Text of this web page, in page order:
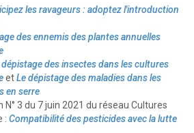
les ravageurs : adoptez l'introduction
des ennemis des plantes annuelles
dépistage des insectes dans les cultures
etLe dépistage des maladies dans les
en serre
3 du 7 juin 2021 du réseau Cultures
: Compatibilité des pesticides avec la lutte